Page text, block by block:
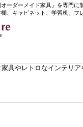
ーダーメイド家具』を専門
、キャビネット、学習机、フ
具やレトロなインテリ